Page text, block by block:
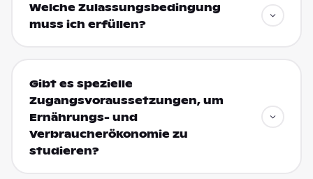
Welche Zulassungsbedingung
muss ich erfüllen?
Gibt es spezielle
Zugangsvoraussetzungen, um
Ernährungs- und
Verbraucherökonomie zu
studieren?